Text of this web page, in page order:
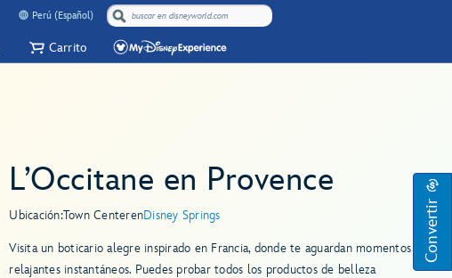
Perú (Español)
Carrito
Convertir
L’Occitane en Provence
Ubicación:Town CenterenDisney Springs
Visita un boticario alegre inspirado en Francia, donde te aguardan momentos
relajantes instantáneos. Puedes probar todos los productos de belleza